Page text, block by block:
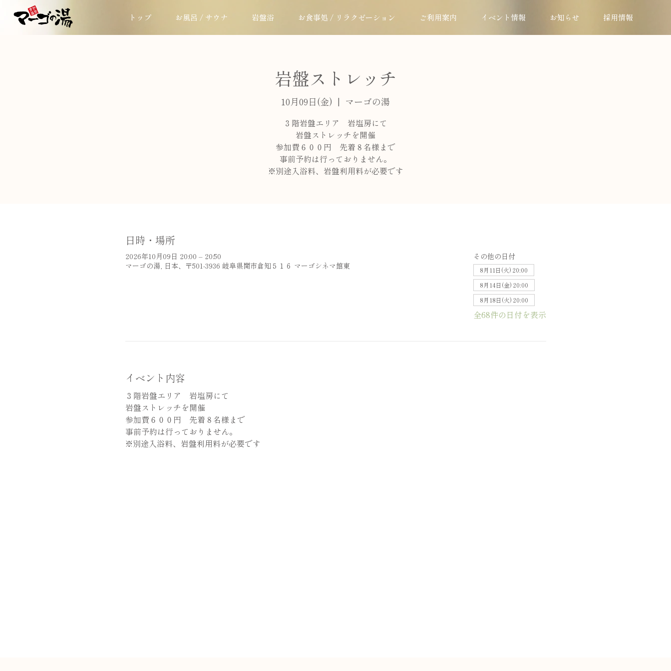
トップ お風呂 / サウナ 岩盤浴 お食事処 / リラクゼーション ご利用案内 イベント情報 お知らせ 採用情報
岩盤ストレッチ
10月09日(金)
  |
マーゴの湯
３階岩盤エリア 岩塩房にて
岩盤ストレッチを開催
参加費６００円 先着８名様まで
事前予約は行っておりません。
※別途入浴料、岩盤利用料が必要です
日時・場所
2026年10月09日 20:00 – 20:50
マーゴの湯, 日本、〒501-3936 岐阜県関市倉知５１６ マーゴシネマ館東
その他の日付
8月11日(火) 20:00
8月14日(金) 20:00
8月18日(火) 20:00
全68件の日付を表示
イベント内容
３階岩盤エリア　岩塩房にて
岩盤ストレッチを開催
参加費６００円　先着８名様まで
事前予約は行っておりません。
※別途入浴料、岩盤利用料が必要です